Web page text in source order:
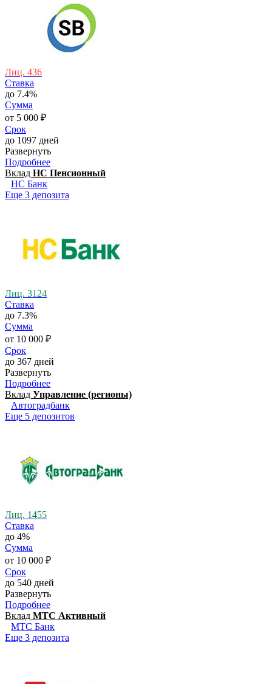
Лиц. 436
Ставка
до 7.4%
Сумма
от 5 000 ₽
Срок
до 1097 дней
Развернуть
Подробнее
Вклад НС Пенсионный
НС Банк
Еще 3 депозита
Лиц. 3124
Ставка
до 7.3%
Сумма
от 10 000 ₽
Срок
до 367 дней
Развернуть
Подробнее
Вклад Управление (регионы)
Автоградбанк
Еще 5 депозитов
Лиц. 1455
Ставка
до 4%
Сумма
от 10 000 ₽
Срок
до 540 дней
Развернуть
Подробнее
Вклад МТС Активный
МТС Банк
Еще 3 депозита